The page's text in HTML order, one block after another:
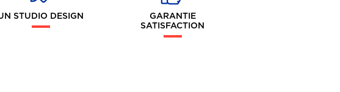
STUDIO DESIGN
GARANTIE
SATISFACTION